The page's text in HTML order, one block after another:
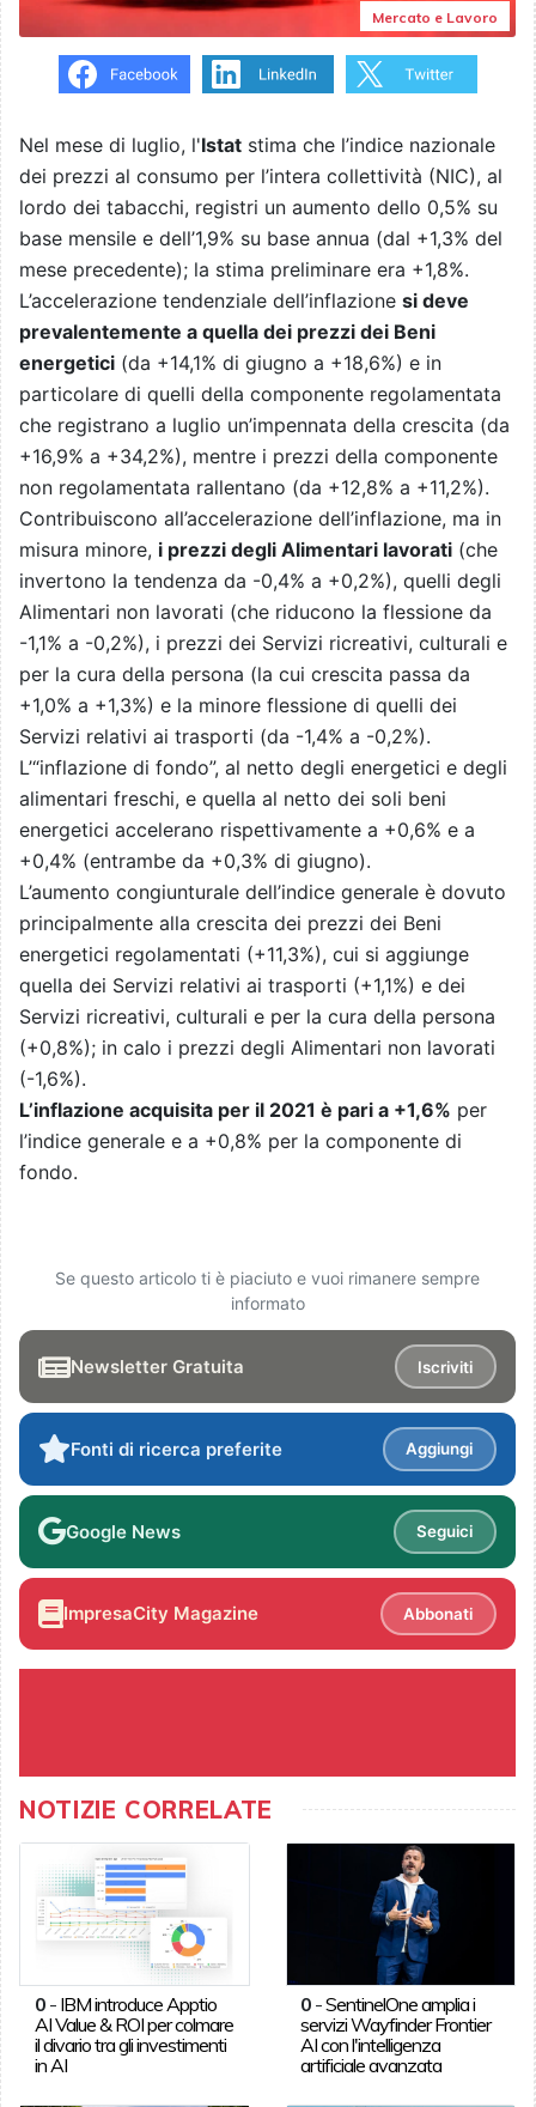
Mercato e Lavoro
Nel mese di luglio, l'Istat stima che l’indice nazionale
dei prezzi al consumo per l’intera collettività (NIC), al
lordo dei tabacchi, registri un aumento dello 0,5% su
base mensile e dell’1,9% su base annua (dal +1,3% del
mese precedente); la stima preliminare era +1,8%.
L’accelerazione tendenziale dell’inflazione si deve
prevalentemente a quella dei prezzi dei Beni
energetici (da +14,1% di giugno a +18,6%) e in
particolare di quelli della componente regolamentata
che registrano a luglio un’impennata della crescita (da
+16,9% a +34,2%), mentre i prezzi della componente
non regolamentata rallentano (da +12,8% a +11,2%).
Contribuiscono all’accelerazione dell’inflazione, ma in
misura minore, i prezzi degli Alimentari lavorati (che
invertono la tendenza da -0,4% a +0,2%), quelli degli
Alimentari non lavorati (che riducono la flessione da
-1,1% a -0,2%), i prezzi dei Servizi ricreativi, culturali e
per la cura della persona (la cui crescita passa da
+1,0% a +1,3%) e la minore flessione di quelli dei
Servizi relativi ai trasporti (da -1,4% a -0,2%).
L’“inflazione di fondo”, al netto degli energetici e degli
alimentari freschi, e quella al netto dei soli beni
energetici accelerano rispettivamente a +0,6% e a
+0,4% (entrambe da +0,3% di giugno).
L’aumento congiunturale dell’indice generale è dovuto
principalmente alla crescita dei prezzi dei Beni
energetici regolamentati (+11,3%), cui si aggiunge
quella dei Servizi relativi ai trasporti (+1,1%) e dei
Servizi ricreativi, culturali e per la cura della persona
(+0,8%); in calo i prezzi degli Alimentari non lavorati
(-1,6%).
L’inflazione acquisita per il 2021 è pari a +1,6% per
l’indice generale e a +0,8% per la componente di
fondo.
Se questo articolo ti è piaciuto e vuoi rimanere sempre
informato
Newsletter Gratuita Iscriviti
Fonti di ricerca preferite Aggiungi
Google News Seguici
ImpresaCity Magazine Abbonati
NOTIZIE CORRELATE
0- IBM introduce Apptio
AI Value & ROI per colmare
il divario tra gli investimenti
in AI
0 -SentinelOne amplia i
servizi Wayfinder Frontier
AI con l'intelligenza
artificiale avanzata